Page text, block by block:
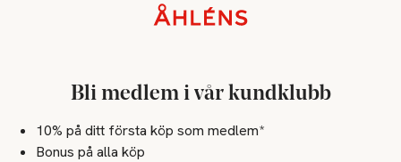
Bli medlem i vår kundklubb
10% på ditt första köp som medlem*
Bonus på alla köp